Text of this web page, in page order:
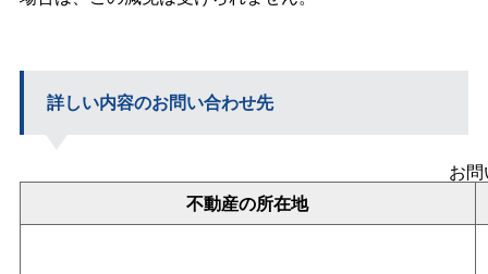
詳しい内容のお問い合わせ先
お
不動産の所在地